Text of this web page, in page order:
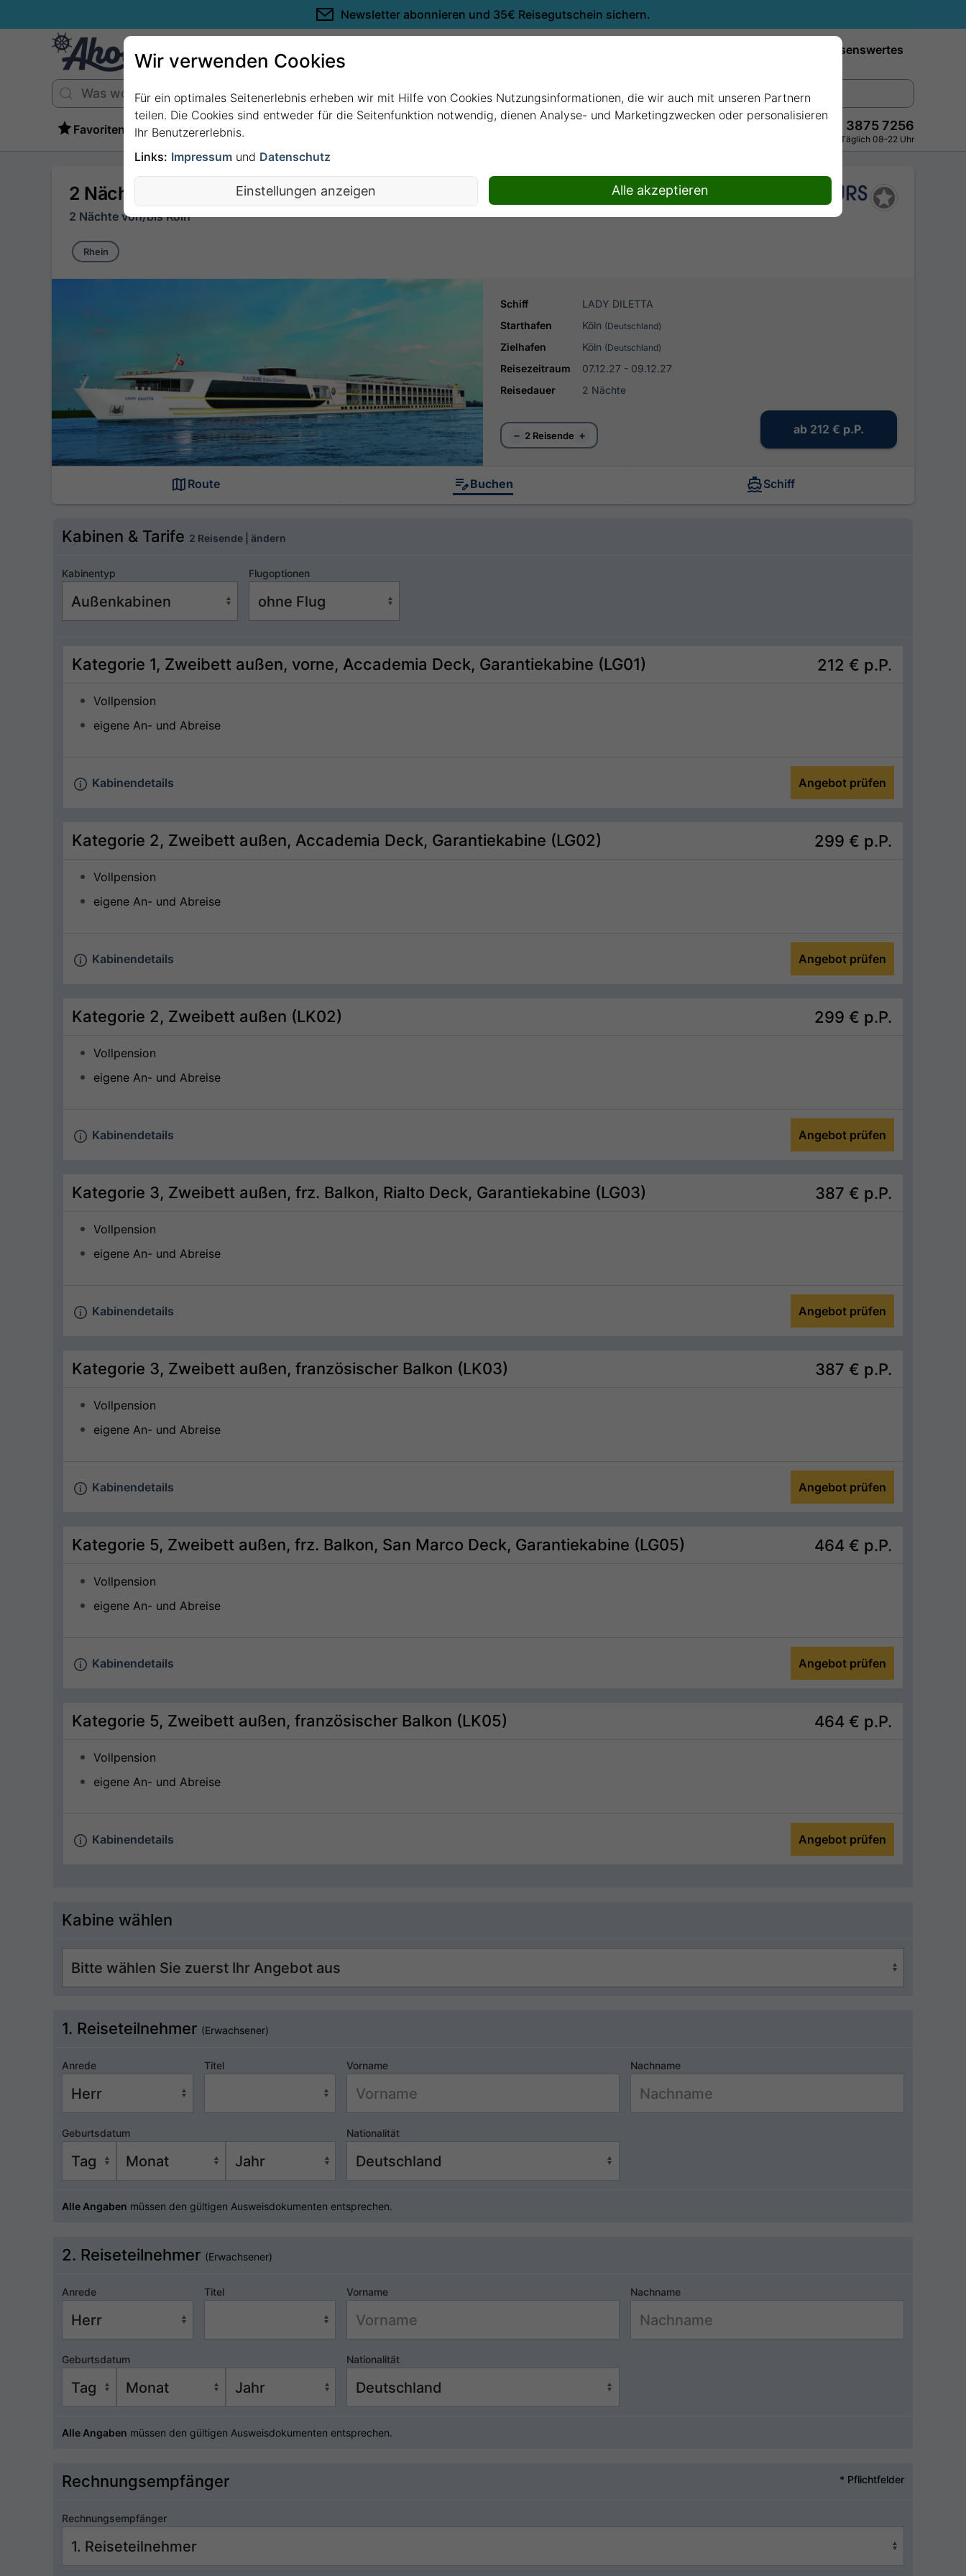
Newsletter abonnieren und 35€ Reisegutschein sichern.
Wissenswertes
Favoriten +49 228 3875 7256
Persönlich · Kostenlos · Täglich 08–22 Uhr
2 Nächte - Rheinische Genussmomente mit LADY DILETTA
2 Nächte von/bis Köln
Rhein
Schiff
LADY DILETTA
Starthafen
Köln (Deutschland)
Zielhafen Köln (Deutschland)
Reisezeitraum
07.12.27 - 09.12.27
Reisedauer
2 Nächte
− 2 Reisende + ab 212 € p.P.
Route Buchen Schiff
Kabinen & Tarife 2 Reisende | ändern
Kabinentyp Flugoptionen
Kategorie 1, Zweibett außen, vorne, Accademia Deck, Garantiekabine (LG01) 212 € p.P.
Vollpension
eigene An- und Abreise
Kabinendetails Angebot prüfen
Kategorie 2, Zweibett außen, Accademia Deck, Garantiekabine (LG02) 299 € p.P.
Vollpension
eigene An- und Abreise
Kabinendetails Angebot prüfen
Kategorie 2, Zweibett außen (LK02) 299 € p.P.
Vollpension
eigene An- und Abreise
Kabinendetails Angebot prüfen
Kategorie 3, Zweibett außen, frz. Balkon, Rialto Deck, Garantiekabine (LG03) 387 € p.P.
Vollpension
eigene An- und Abreise
Kabinendetails Angebot prüfen
Kategorie 3, Zweibett außen, französischer Balkon (LK03) 387 € p.P.
Vollpension
eigene An- und Abreise
Kabinendetails Angebot prüfen
Kategorie 5, Zweibett außen, frz. Balkon, San Marco Deck, Garantiekabine (LG05) 464 € p.P.
Vollpension
eigene An- und Abreise
Kabinendetails Angebot prüfen
Kategorie 5, Zweibett außen, französischer Balkon (LK05) 464 € p.P.
Vollpension
eigene An- und Abreise
Kabinendetails Angebot prüfen
Kabine wählen
1. Reiseteilnehmer (Erwachsener)
Anrede Titel Vorname Nachname
Geburtsdatum Nationalität
Alle Angaben müssen den gültigen Ausweisdokumenten entsprechen.
2. Reiseteilnehmer (Erwachsener)
Anrede Titel Vorname Nachname
Geburtsdatum Nationalität
Alle Angaben müssen den gültigen Ausweisdokumenten entsprechen.
Rechnungsempfänger * Pflichtfelder
Rechnungsempfänger
Wir verwenden Cookies
Für ein optimales Seitenerlebnis erheben wir mit Hilfe von Cookies Nutzungsinformationen, die wir auch mit unseren Partnern
teilen. Die Cookies sind entweder für die Seitenfunktion notwendig, dienen Analyse- und Marketingzwecken oder personalisieren
Ihr Benutzererlebnis.
Links: Impressum und Datenschutz
Einstellungen anzeigen Alle akzeptieren